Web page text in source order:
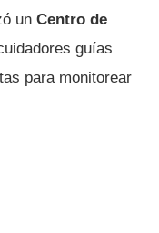
un Centro de
guías
para monitorear